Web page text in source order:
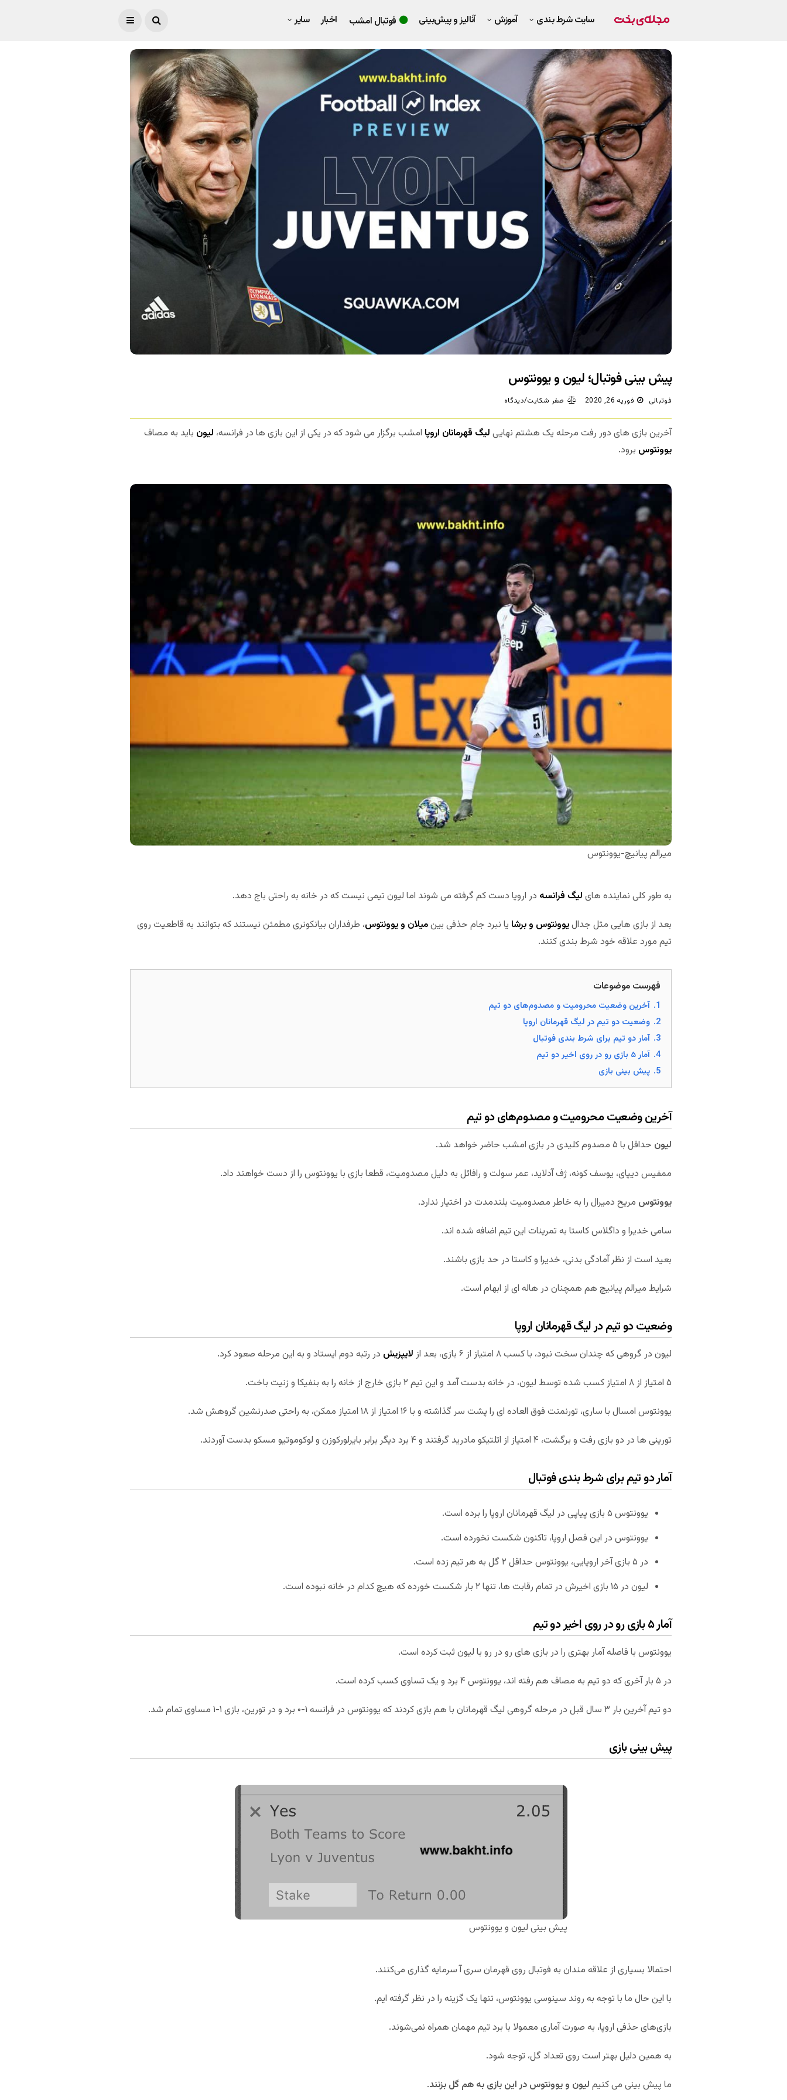
سایت شرط بندی آموزش آنالیز و پیش‌بینی فوتبال امشب اخبار سایر
پیش بینی فوتبال؛ لیون و یوونتوس
فوتبالی فوریه 26, 2020 صفر شکایت/دیدگاه
آخرین بازی های دور رفت مرحله یک هشتم نهایی لیگ قهرمانان اروپا امشب برگزار می شود که در یکی از این بازی ها در فرانسه، لیون باید به مصاف
یوونتوس برود.
میرالم پیانیچ-یوونتوس
به طور کلی نماینده های لیگ فرانسه در اروپا دست کم گرفته می شوند اما لیون تیمی نیست که در خانه به راحتی باج دهد.
بعد از بازی هایی مثل جدالیوونتوس و برشا یا نبرد جام حذفی بینمیلان و یوونتوس، طرفداران بیانکونری مطمئن نیستند که بتوانند به قاطعیت روی
تیم مورد علاقه خود شرط بندی کنند.
فهرست موضوعات
1. آخرین وضعیت محرومیت و مصدوم‌های دو تیم
2. وضعیت دو تیم در لیگ قهرمانان اروپا
3. آمار دو تیم برای شرط بندی فوتبال
4. آمار ۵ بازی رو در روی اخیر دو تیم
5. پیش بینی بازی
آخرین وضعیت محرومیت و مصدوم‌های دو تیم
لیون حداقل با ۵ مصدوم کلیدی در بازی امشب حاضر خواهد شد.
ممفیس دیپای، یوسف کونه، ژف آدلاید، عمر سولت و رافائل به دلیل مصدومیت، قطعا بازی با یوونتوس را از دست خواهند داد.
یوونتوس مریح دمیرال را به خاطر مصدومیت بلندمدت در اختیار ندارد.
سامی خدیرا و داگلاس کاستا به تمرینات این تیم اضافه شده اند.
بعید است از نظر آمادگی بدنی، خدیرا و کاستا در حد بازی باشند.
شرایط میرالم پیانیچ هم همچنان در هاله ای از ابهام است.
وضعیت دو تیم در لیگ قهرمانان اروپا
لیون در گروهی که چندان سخت نبود، با کسب ۸ امتیاز از ۶ بازی، بعد از لایپزیش در رتبه دوم ایستاد و به این مرحله صعود کرد.
۵ امتیاز از ۸ امتیاز کسب شده توسط لیون، در خانه بدست آمد و این تیم ۲ بازی خارج از خانه را به بنفیکا و زنیت باخت.
یوونتوس امسال با ساری، تورنمنت فوق العاده ای را پشت سر گذاشته و با ۱۶ امتیاز از ۱۸ امتیاز ممکن، به راحتی صدرنشین گروهش شد.
تورینی ها در دو بازی رفت و برگشت، ۴ امتیاز از اتلتیکو مادرید گرفتند و ۴ برد دیگر برابر بایرلورکوزن و لوکوموتیو مسکو بدست آوردند.
آمار دو تیم برای شرط بندی فوتبال
یوونتوس ۵ بازی پیاپی در لیگ قهرمانان اروپا را برده است.
یوونتوس در این فصل اروپا، تاکنون شکست نخورده است.
در ۵ بازی آخر اروپایی، یوونتوس حداقل ۲ گل به هر تیم زده است.
لیون در ۱۵ بازی اخیرش در تمام رقابت ها، تنها ۲ بار شکست خورده که هیچ کدام در خانه نبوده است.
آمار ۵ بازی رو در روی اخیر دو تیم
یوونتوس با فاصله آمار بهتری را در بازی های رو در رو با لیون ثبت کرده است.
در ۵ بار آخری که دو تیم به مصاف هم رفته اند، یوونتوس ۴ برد و یک تساوی کسب کرده است.
دو تیم آخرین بار ۳ سال قبل در مرحله گروهی لیگ قهرمانان با هم بازی کردند که یوونتوس در فرانسه ۱-۰ برد و در تورین، بازی ۱-۱ مساوی تمام شد.
پیش بینی بازی
پیش بینی لیون و یوونتوس
احتمالا بسیاری از علاقه مندان به فوتبال روی قهرمان سری آ سرمایه گذاری می‌کنند.
با این حال ما با توجه به روند سینوسی یوونتوس، تنها یک گزینه را در نظر گرفته ایم.
بازی‌های حذفی اروپا، به صورت آماری معمولا با برد تیم مهمان همراه نمی‌شوند.
به همین دلیل بهتر است روی تعداد گل، توجه شود.
ما پیش بینی می کنیم لیون و یوونتوس در این بازی به هم گل بزنند.